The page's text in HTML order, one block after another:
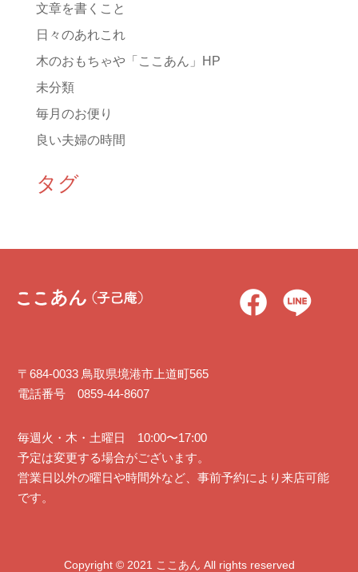
文章を書くこと
日々のあれこれ
木のおもちゃや「ここあん」HP
未分類
毎月のお便り
良い夫婦の時間
タグ
〒684-0033 鳥取県境港市上道町565
電話番号 0859-44-8607
毎週火・木・土曜日 10:00〜17:00
予定は変更する場合がございます。
営業日以外の曜日や時間外など、事前予約により来店可能
です。
Copyright ©︎ 2021 ここあん All rights reserved